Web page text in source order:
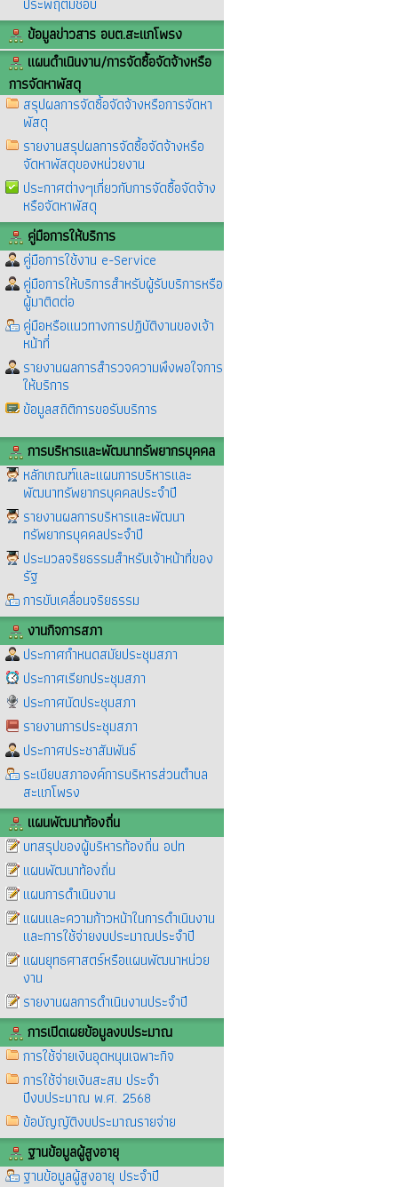
ข้อมูลข่าวสาร อบต.สะแกโพรง
แผนดำเนินงาน/การจัดซื้อจัดจ้างหรือ
การจัดหาพัสดุ
สรุปผลการจัดซื้อจัดจ้างหรือการจัดหา
พัสดุ
รายงานสรุปผลการจัดซื้อจัดจ้างหรือ
จัดหาพัสดุของหน่วยงาน
ประกาศต่างๆเกี่ยวกับการจัดซื้อจัดจ้าง
หรือจัดหาพัสดุ
คู่มือการให้บริการ
คู่มือการใช้งาน e-Service
คู่มือการให้บริการสำหรับผู้รับบริการหรือ
ผู้มาติดต่อ
คู่มือหรือแนวทางการปฏิบัติงานของเจ้า
หน้าที่
รายงานผลการสำรวจความพึงพอใจการ
ให้บริการ
ข้อมูลสถิติการขอรับบริการ
การบริหารและพัฒนาทรัพยากรบุคคล
หลักเกณฑ์และแผนการบริหารและ
พัฒนาทรัพยากรบุคคลประจำปี
รายงานผลการบริหารและพัฒนา
ทรัพยากรบุคคลประจำปี
ประมวลจริยธรรมสำหรับเจ้าหน้าที่ของ
รัฐ
การขับเคลื่อนจริยธรรม
งานกิจการสภา
ประกาศกำหนดสมัยประชุมสภา
ประกาศเรียกประชุมสภา
ประกาศนัดประชุมสภา
รายงานการประชุมสภา
ประกาศประชาสัมพันธ์
ระเบียบสภาองค์การบริหารส่วนตำบล
สะแกโพรง
แผนพัฒนาท้องถิ่น
บทสรุปของผู้บริหารท้องถิ่น อปท
แผนพัฒนาท้องถิ่น
แผนการดำเนินงาน
แผนและความก้าวหน้าในการดำเนินงาน
และการใช้จ่ายงบประมาณประจำปี
แผนยุทธศาสตร์หรือแผนพัฒนาหน่วย
งาน
รายงานผลการดำเนินงานประจำปี
การเปิดเผยข้อมูลงบประมาณ
การใช้จ่ายเงินอุดหนุนเฉพาะกิจ
การใช้จ่ายเงินสะสม ประจำ
ปีงบประมาณ พ.ศ. 2568
ข้อบัญญัติงบประมาณรายจ่าย
ฐานข้อมูลผู้สูงอายุ
ฐานข้อมูลผู้สูงอายุ ประจำปี